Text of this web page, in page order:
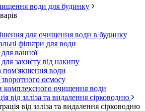
води для будинку
для очищення води в будинку
фільтри для води
ванної
захисту від накипу
пом'якшення води
осмосу
комплексного очищення води
від заліза та видалення сірководню
від заліза та видалення сірководню